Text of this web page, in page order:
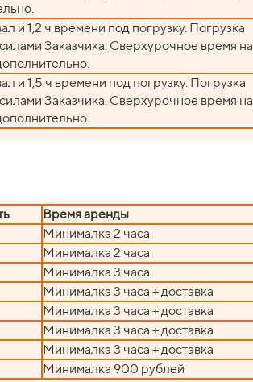
и 1,2 ч времени под погрузку. Погрузка
Заказчика. Сверхурочное время на
и 1,5 ч времени под погрузку. Погрузка
Заказчика. Сверхурочное время на
Время аренды
Минималка 2 часа
Минималка 2 часа
Минималка 3 часа
Минималка 3 часа + доставка
Минималка 3 часа + доставка
Минималка 3 часа + доставка
Минималка 3 часа + доставка
Минималка 900 рублей